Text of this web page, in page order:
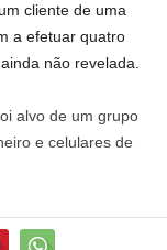
cliente de uma
a efetuar quatro
não revelada.
alvo de um grupo
e celulares de